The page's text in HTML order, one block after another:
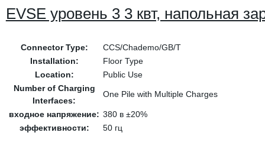
EVSE уровень 3 3 квт, напольная
Connector Type:
CCS/Chademo/GB/T
Installation:
Floor Type
Location:
Public Use
Number of Charging
Interfaces:
One Pile with Multiple Charges
входное напряжение: 380 в ±20%
эффективности:
50 гц